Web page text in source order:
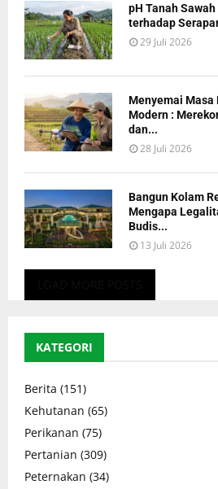
pH Tanah
terhadap
29 Juli 2026
Menyemai Masa
Modern :
dan...
28 Juli 2026
Bangun Kolam
Mengapa
Budis...
13 Juli 2026
KATEGORI
Berita (151)
Kehutanan (65)
Perikanan (75)
Pertanian (309)
Peternakan (34)